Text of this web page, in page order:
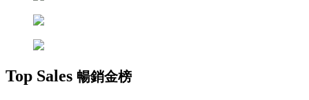
Top Sales 暢銷金榜